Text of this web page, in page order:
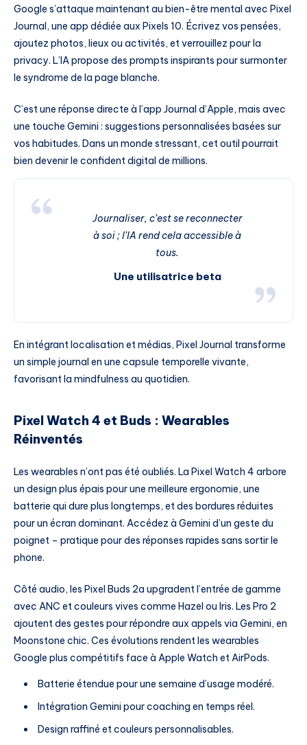
Google s’attaque maintenant au bien-être mental avec Pixel
Journal, une app dédiée aux Pixels 10. Écrivez vos pensées,
ajoutez photos, lieux ou activités, et verrouillez pour la
privacy. L’IA propose des prompts inspirants pour surmonter
le syndrome de la page blanche.
C’est une réponse directe à l’app Journal d’Apple, mais avec
une touche Gemini : suggestions personnalisées basées sur
vos habitudes. Dans un monde stressant, cet outil pourrait
bien devenir le confident digital de millions.
Journaliser, c’est se reconnecter
à soi ; l’IA rend cela accessible à
tous.
Une utilisatrice beta
En intégrant localisation et médias, Pixel Journal transforme
un simple journal en une capsule temporelle vivante,
favorisant la mindfulness au quotidien.
Pixel Watch 4 et Buds : Wearables
Réinventés
Les wearables n’ont pas été oubliés. La Pixel Watch 4 arbore
un design plus épais pour une meilleure ergonomie, une
batterie qui dure plus longtemps, et des bordures réduites
pour un écran dominant. Accédez à Gemini d’un geste du
poignet – pratique pour des réponses rapides sans sortir le
phone.
Côté audio, les Pixel Buds 2a upgradent l’entrée de gamme
avec ANC et couleurs vives comme Hazel ou Iris. Les Pro 2
ajoutent des gestes pour répondre aux appels via Gemini, en
Moonstone chic. Ces évolutions rendent les wearables
Google plus compétitifs face à Apple Watch et AirPods.
Batterie étendue pour une semaine d’usage modéré.
Intégration Gemini pour coaching en temps réel.
Design raffiné et couleurs personnalisables.